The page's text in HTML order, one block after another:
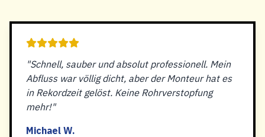
"Schnell, sauber und absolut professionell. Mein
Abfluss war völlig dicht, aber der Monteur hat es
in Rekordzeit gelöst. Keine Rohrverstopfung
mehr!"
Michael W.